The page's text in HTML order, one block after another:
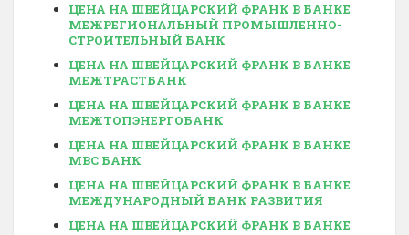
ЦЕНА НА ШВЕЙЦАРСКИЙ ФРАНК В БАНКЕ
МЕЖРЕГИОНАЛЬНЫЙ ПРОМЫШЛЕННО-
СТРОИТЕЛЬНЫЙ БАНК
ЦЕНА НА ШВЕЙЦАРСКИЙ ФРАНК В БАНКЕ
МЕЖТРАСТБАНК
ЦЕНА НА ШВЕЙЦАРСКИЙ ФРАНК В БАНКЕ
МЕЖТОПЭНЕРГОБАНК
ЦЕНА НА ШВЕЙЦАРСКИЙ ФРАНК В БАНКЕ
МВС БАНК
ЦЕНА НА ШВЕЙЦАРСКИЙ ФРАНК В БАНКЕ
МЕЖДУНАРОДНЫЙ БАНК РАЗВИТИЯ
ЦЕНА НА ШВЕЙЦАРСКИЙ ФРАНК В БАНКЕ